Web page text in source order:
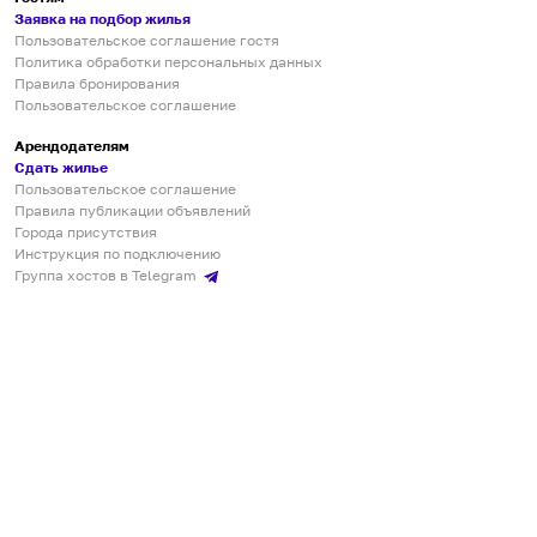
Заявка на подбор жилья
Пользовательское соглашение гостя
Политика обработки персональных данных
Правила бронирования
Пользовательское соглашение
Арендодателям
Сдать жилье
Пользовательское соглашение
Правила публикации объявлений
Города присутствия
Инструкция по подключению
Группа хостов в Telegram